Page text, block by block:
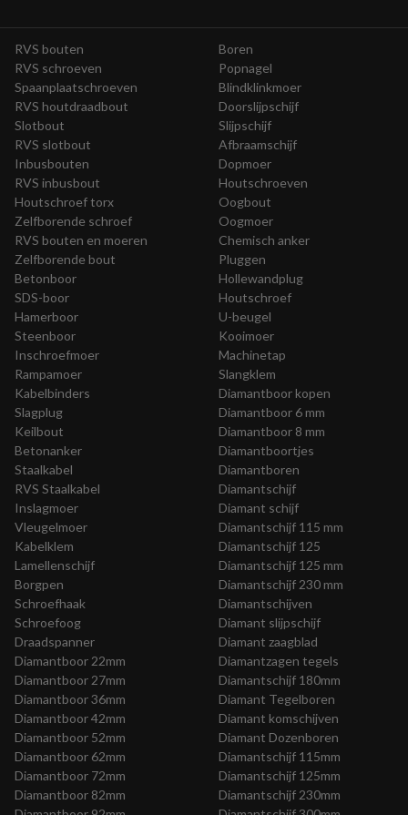
RVS bouten
RVS schroeven
Spaanplaatschroeven
RVS houtdraadbout
Slotbout
RVS slotbout
Inbusbouten
RVS inbusbout
Houtschroef torx
Zelfborende schroef
RVS bouten en moeren
Zelfborende bout
Betonboor
SDS-boor
Hamerboor
Steenboor
Boren
Popnagel
Blindklinkmoer
Doorslijpschijf
Slijpschijf
Afbraamschijf
Dopmoer
Houtschroeven
Oogbout
Oogmoer
Chemisch anker
Pluggen
Hollewandplug
Houtschroef
U-beugel
Kooimoer
Inschroefmoer
Rampamoer
Kabelbinders
Slagplug
Keilbout
Betonanker
Staalkabel
RVS Staalkabel
Inslagmoer
Vleugelmoer
Kabelklem
Lamellenschijf
Borgpen
Schroefhaak
Schroefoog
Draadspanner
Machinetap
Slangklem
Diamantboor kopen
Diamantboor 6 mm
Diamantboor 8 mm
Diamantboortjes
Diamantboren
Diamantschijf
Diamant schijf
Diamantschijf 115 mm
Diamantschijf 125
Diamantschijf 125 mm
Diamantschijf 230 mm
Diamantschijven
Diamant slijpschijf
Diamant zaagblad
Diamantboor 22mm
Diamantboor 27mm
Diamantboor 36mm
Diamantboor 42mm
Diamantboor 52mm
Diamantboor 62mm
Diamantboor 72mm
Diamantboor 82mm
Diamantzagen tegels
Diamantschijf 180mm
Diamant Tegelboren
Diamant komschijven
Diamant Dozenboren
Diamantschijf 115mm
Diamantschijf 125mm
Diamantschijf 230mm